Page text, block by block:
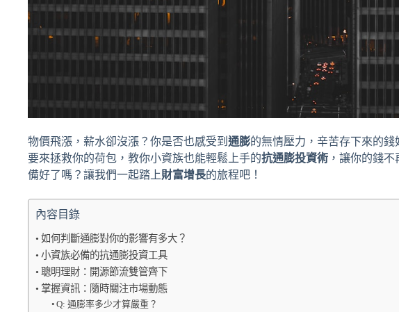
物價飛漲，薪水卻沒漲？你是否也感受到 通膨的無情壓力，辛苦存下來的
要來拯救你的荷包，教你小資族也能輕鬆上手的抗通膨投資術 ，讓你的錢不
備好了嗎？讓我們一起踏上財富增長的旅程吧！
內容目錄
如何判斷通膨對你的影響有多大？
小資族必備的抗通膨投資工具
聰明理財：開源節流雙管齊下
掌握資訊：隨時關注市場動態
Q: 通膨率多少才算嚴重？